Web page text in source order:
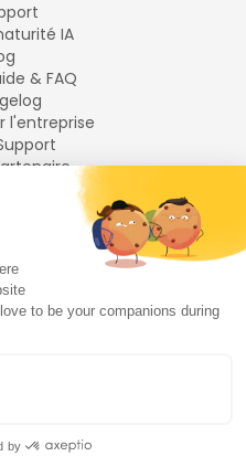
IA
& FAQ
l'entreprise
droits réservés.